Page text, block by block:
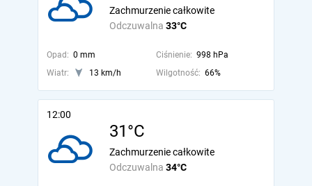
Odczuwalna 33°C
Zachmurzenie całkowite
Opad: 0 mm Ciśnienie: 998 hPa
Wiatr:
13 km/h Wilgotność: 66%
12:00
31°C
Odczuwalna 34°C
Zachmurzenie całkowite